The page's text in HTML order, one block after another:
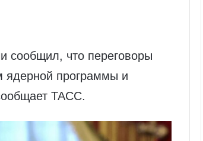
сообщил, что переговоры
ядерной программы и
ТАСС.